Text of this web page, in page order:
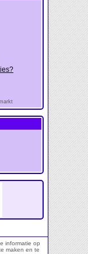
informatie op
maken en te